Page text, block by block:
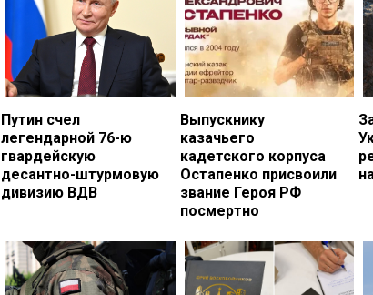
Путин счел
легендарной 76-ю
гвардейскую
десантно-штурмовую
дивизию ВДВ
Выпускнику
казачьего
кадетского корпуса
Остапенко присвоили
звание Героя РФ
посмертно